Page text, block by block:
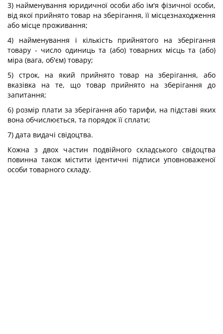
3) найменування юридичної особи або ім'я фізичної особи,
від якої прийнято товар на зберігання, її місцезнаходження
або місце проживання;
4) найменування і кількість прийнятого на зберігання
товару - число одиниць та (або) товарних місць та (або)
міра (вага, об'єм) товару;
5) строк, на який прийнято товар на зберігання, або
вказівка на те, що товар прийнято на зберігання до
запитання;
6) розмір плати за зберігання або тарифи, на підставі яких
вона обчислюється, та порядок її сплати;
7) дата видачі свідоцтва.
Кожна з двох частин подвійного складського свідоцтва
повинна також містити ідентичні підписи уповноваженої
особи товарного складу.